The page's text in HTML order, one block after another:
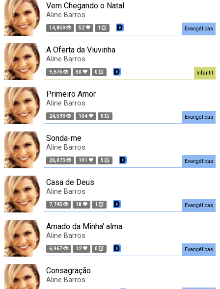
Vem Chegando o Natal
Aline Barros
14,859 52 1 Evangélicas
A Oferta da Viuvinha
Aline Barros
9,675 50 0 Infantil
Primeiro Amor
Aline Barros
24,593 104 0 Evangélicas
Sonda-me
Aline Barros
26,073 191 5 Evangélicas
Casa de Deus
Aline Barros
7,745 18 1 Evangélicas
Amado da Minha' alma
Aline Barros
6,967 12 0 Evangélicas
Consagração
Aline Barros